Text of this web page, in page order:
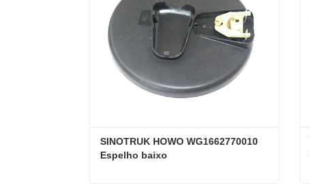
SINOTRUK HOWO WG1662770010
Espelho baixo